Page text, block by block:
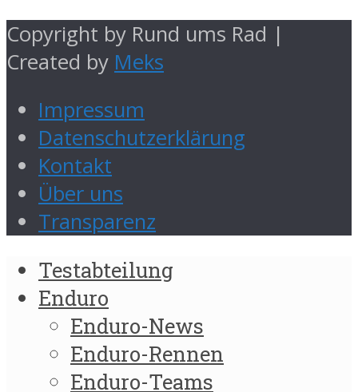
Copyright by Rund ums Rad |
Created by Meks
Impressum
Datenschutzerklärung
Kontakt
Über uns
Transparenz
Testabteilung
Enduro
Enduro-News
Enduro-Rennen
Enduro-Teams